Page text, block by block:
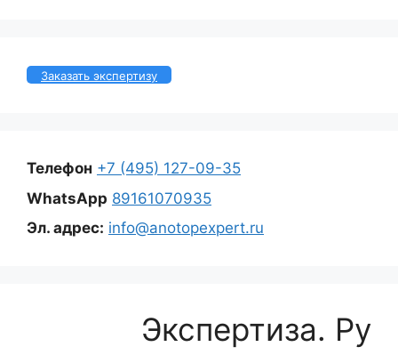
Заказать экспертизу
Телефон +7 (495) 127-09-35
WhatsApp 89161070935
Эл. адрес: info@anotopexpert.ru
Экспертиза. Ру